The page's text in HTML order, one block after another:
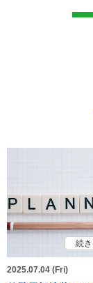
続
2025.07.04 (Fri)